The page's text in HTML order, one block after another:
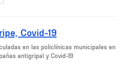
Covid-19
en las policlínicas municipales en
antigripal y Covid-19